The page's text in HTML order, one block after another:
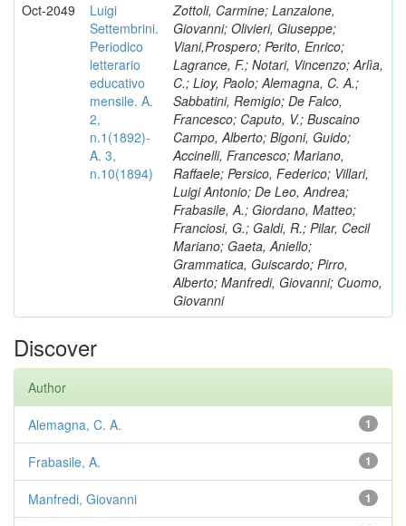
Oct-2049
Luigi
Settembrini.
Periodico
letterario
educativo
mensile. A.
2,
n.1(1892)-
A. 3,
n.10(1894)
Zottoli, Carmine; Lanzalone,
Giovanni; Olivieri, Giuseppe;
Viani,Prospero; Perito, Enrico;
Lagrance, F.; Notari, Vincenzo; Arlìa,
C.; Lioy, Paolo; Alemagna, C. A.;
Sabbatini, Remigio; De Falco,
Francesco; Caputo, V.; Buscaino
Campo, Alberto; Bigoni, Guido;
Accinelli, Francesco; Mariano,
Raffaele; Persico, Federico; Villari,
Luigi Antonio; De Leo, Andrea;
Frabasile, A.; Giordano, Matteo;
Franciosi, G.; Galdi, R.; Pilar, Cecil
Mariano; Gaeta, Aniello;
Grammatica, Guiscardo; Pirro,
Alberto; Manfredi, Giovanni; Cuomo,
Giovanni
Discover
Author
1
Alemagna, C. A.
1
Frabasile, A.
1
Manfredi, Giovanni